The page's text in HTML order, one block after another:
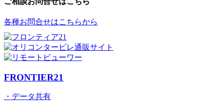
各種お問合せはこちらから
FRONTIER21
・データ共有